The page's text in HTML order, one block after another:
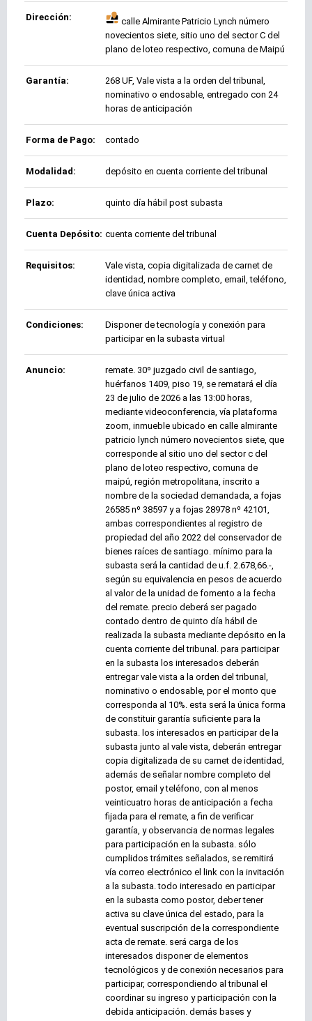
Dirección:
calle Almirante Patricio Lynch número
novecientos siete, sitio uno del sector C del
plano de loteo respectivo, comuna de Maipú
Garantía:
268 UF, Vale vista a la orden del tribunal,
nominativo o endosable, entregado con 24
horas de anticipación
Forma de Pago: contado
Modalidad: depósito en cuenta corriente del tribunal
Plazo: quinto día hábil post subasta
Cuenta Depósito: cuenta corriente del tribunal
Requisitos:
Vale vista, copia digitalizada de carnet de
identidad, nombre completo, email, teléfono,
clave única activa
Condiciones:
Disponer de tecnología y conexión para
participar en la subasta virtual
Anuncio:
remate. 30º juzgado civil de santiago,
huérfanos 1409, piso 19, se rematará el día
23 de julio de 2026 a las 13:00 horas,
mediante videoconferencia, vía plataforma
zoom, inmueble ubicado en calle almirante
patricio lynch número novecientos siete, que
corresponde al sitio uno del sector c del
plano de loteo respectivo, comuna de
maipú, región metropolitana, inscrito a
nombre de la sociedad demandada, a fojas
26585 nº 38597 y a fojas 28978 nº 42101,
ambas correspondientes al registro de
propiedad del año 2022 del conservador de
bienes raíces de santiago. mínimo para la
subasta será la cantidad de u.f. 2.678,66.-,
según su equivalencia en pesos de acuerdo
al valor de la unidad de fomento a la fecha
del remate. precio deberá ser pagado
contado dentro de quinto día hábil de
realizada la subasta mediante depósito en la
cuenta corriente del tribunal. para participar
en la subasta los interesados deberán
entregar vale vista a la orden del tribunal,
nominativo o endosable, por el monto que
corresponda al 10%. esta será la única forma
de constituir garantía suficiente para la
subasta. los interesados en participar de la
subasta junto al vale vista, deberán entregar
copia digitalizada de su carnet de identidad,
además de señalar nombre completo del
postor, email y teléfono, con al menos
veinticuatro horas de anticipación a fecha
fijada para el remate, a fin de verificar
garantía, y observancia de normas legales
para participación en la subasta. sólo
cumplidos trámites señalados, se remitirá
vía correo electrónico el link con la invitación
a la subasta. todo interesado en participar
en la subasta como postor, deber tener
activa su clave única del estado, para la
eventual suscripción de la correspondiente
acta de remate. será carga de los
interesados disponer de elementos
tecnológicos y de conexión necesarios para
participar, correspondiendo al tribunal el
coordinar su ingreso y participación con la
debida anticipación. demás bases y